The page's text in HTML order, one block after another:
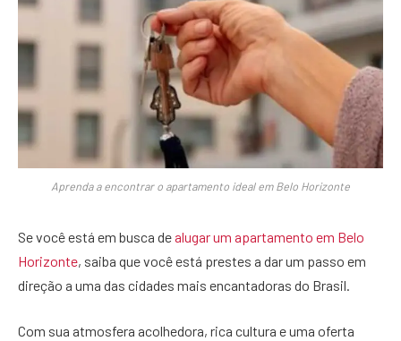
Aprenda a encontrar o apartamento ideal em Belo Horizonte
Se você está em busca dealugar um apartamento em Belo
Horizonte, saiba que você está prestes a dar um passo em
direção a uma das cidades mais encantadoras do Brasil.
Com sua atmosfera acolhedora, rica cultura e uma oferta